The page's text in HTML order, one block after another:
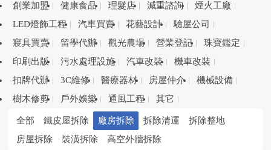
創業加盟
健康食品 理髮店 減重諮詢
煙火工廠
LED燈飾工程
汽車買賣 花藝設計
驗屋公司
寢具買賣
留學代辦 觀光農場 營業登記
珠寶鑑定
印刷出版
污水處理設施 汽車改裝
機車改裝
扣牌代辦
3C維修 醫療器材 房屋仲介
機械設備
樹木修剪
戶外娛樂 通風工程 其它
全部 鐵皮屋拆除 廠房拆除 拆除清運
拆除整地
房屋拆除
裝潢拆除 高空外牆拆除